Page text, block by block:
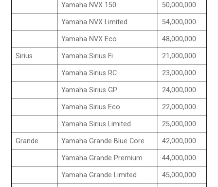
Yamaha NVX 150 50,000,000
Yamaha NVX Limited 54,000,000
Yamaha NVX Eco 48,000,000
Sirius Yamaha Sirius Fi 21,000,000
Yamaha Sirius RC 23,000,000
Yamaha Sirius GP 24,000,000
Yamaha Sirius Eco 22,000,000
Yamaha Sirius Limited 25,000,000
Grande Yamaha Grande Blue Core 42,000,000
Yamaha Grande Premium 44,000,000
Yamaha Grande Limited 45,000,000